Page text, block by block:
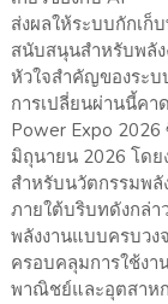
ส่งผลให้ระบบกักเก็
สนับสนุนสำหรับพลั
หัวใจสำคัญของระบ
การเปลี่ยนผ่านนี้คา
Power Expo
มิถุนายน 2026 โด
สำหรับนวัตกรรมพลั
ภายใต้บริบทดังกล่า
พลังงานแบบครบวง
ครอบคลุมการใช้งา
พาณิชย์และอุตสาหก